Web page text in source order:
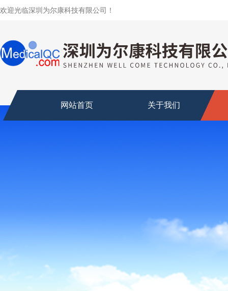
欢迎光临深圳为尔康科技有限公司！
网站首页 关于我们